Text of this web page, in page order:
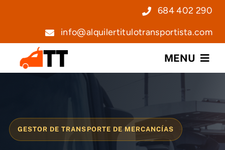
684 402 290
info@alquilertitulotransportista.com
MENU
Servicios
GESTOR DE TRANSPORTE DE MERCANCÍAS